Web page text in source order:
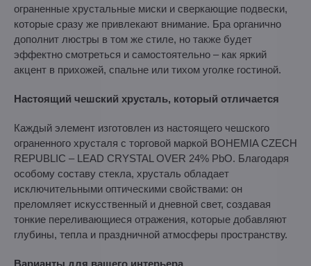
ограненные хрустальные миски и сверкающие подвески,
которые сразу же привлекают внимание. Бра органично
дополнит люстры в том же стиле, но также будет
эффектно смотреться и самостоятельно – как яркий
акцент в прихожей, спальне или тихом уголке гостиной.
Настоящий чешский хрусталь, который отличается
Каждый элемент изготовлен из настоящего чешского
ограненного хрусталя с торговой маркой BOHEMIA CZECH
REPUBLIC – LEAD CRYSTAL OVER 24% PbO. Благодаря
особому составу стекла, хрусталь обладает
исключительными оптическими свойствами: он
преломляет искусственный и дневной свет, создавая
тонкие переливающиеся отражения, которые добавляют
глубины, тепла и праздничной атмосферы пространству.
Варианты для вашего интерьера